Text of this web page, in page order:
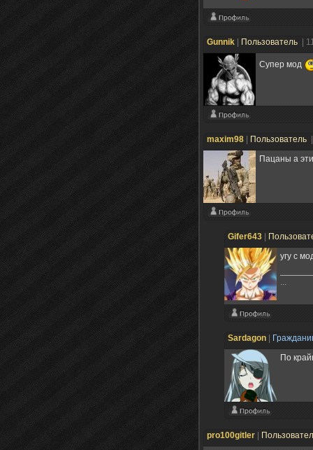
Gunnik Пользователь |
Супер мод
maxim98 Пользователь
Пацаны а
Gifer643
угу с
...
Sardagon
По
pro100gitler